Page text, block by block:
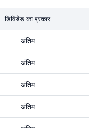
डिविडेंड का प्रकार
अंतिम
अंतिम
अंतिम
अंतिम